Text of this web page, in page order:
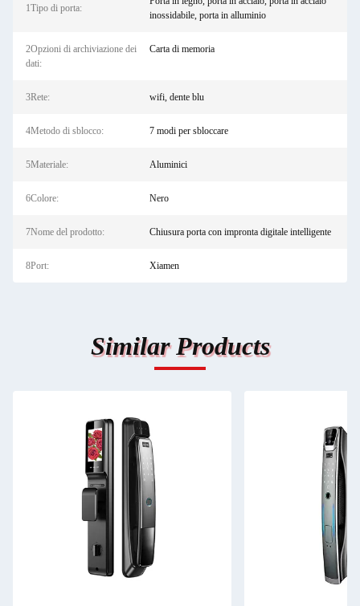
1Tipo di porta:
inossidabile, porta in alluminio
2Opzioni di archiviazione dei
dati:
Carta di memoria
3Rete: wifi, dente blu
4Metodo di sblocco: 7 modi per sbloccare
5Materiale: Aluminici
6Colore: Nero
7Nome del prodotto: Chiusura porta con impronta digitale intelligente
8Port: Xiamen
Similar Products